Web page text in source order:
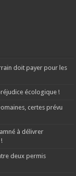
doit payer pour les
écologique !
certes prévu
à délivrer
deux permis